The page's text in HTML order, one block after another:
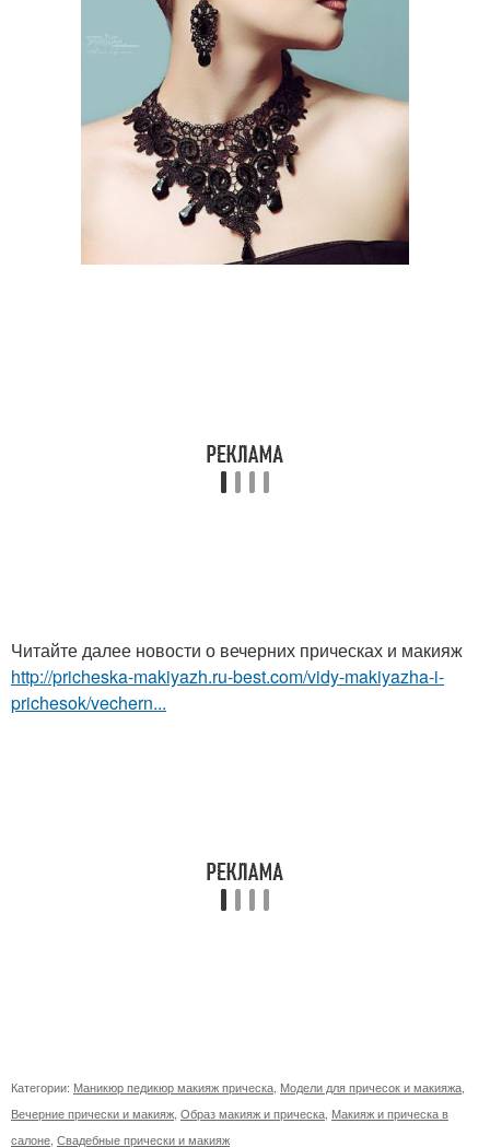
Читайте далее новости о вечерних прическах и макияж
http://pricheska-makiyazh.ru-best.com/vidy-makiyazha-i-
prichesok/vechern...
Категории: Маникюр педикюр макияж прическа Модели для причесок и макияжа
Вечерние прически и макияж Образ макияж и прическа Макияж и прическа в
салоне Свадебные прически и макияж